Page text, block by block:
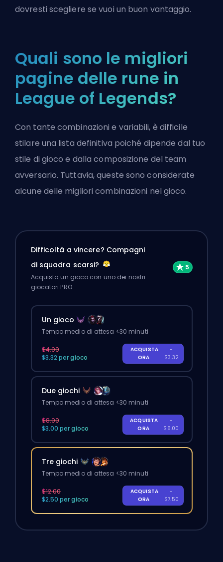
dovresti scegliere se vuoi un buon vantaggio.
Quali sono le migliori
pagine delle rune in
League of Legends?
Con tante combinazioni e variabili, è difficile
stilare una lista definitiva poiché dipende dal tuo
stile di gioco e dalla composizione del team
avversario. Tuttavia, queste sono considerate
alcune delle migliori combinazioni nel gioco.
Difficoltà a vincere? Compagni
di squadra scarsi?
Acquista un gioco con uno dei nostri
giocatori PRO.
Un gioco
Tempo medio di attesa <30 minuti
$4.00
$3.32 per gioco
ACQUISTA
ORA
-
$3.32
Due giochi
Tempo medio di attesa <30 minuti
$8.00
$3.00 per gioco
ACQUISTA
ORA
-
$6.00
Tre giochi
Tempo medio di attesa <30 minuti
$12.00
$2.50 per gioco
ACQUISTA
ORA
-
$7.50